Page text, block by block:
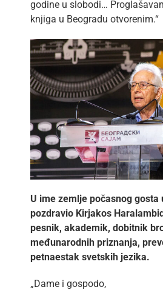
godine u slobodi…
knjiga u Beogradu otvorenim.“
U ime zemlje počasnog gosta
pozdravio Kirjakos
pesnik, akademik, dobitnik
međunarodnih priznanja,
petnaestak svetskih jezika.
„Dame i gospodo,